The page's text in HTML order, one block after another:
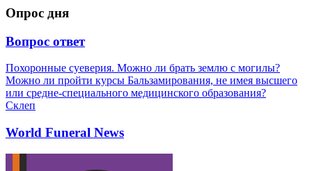
Опрос дня
Вопрос ответ
Похоронные суеверия. Можно ли брать землю с могилы?
Можно ли пройти курсы Бальзамирования, не имея высшего
или средне-специального медицинского образования?
Склеп
World Funeral News